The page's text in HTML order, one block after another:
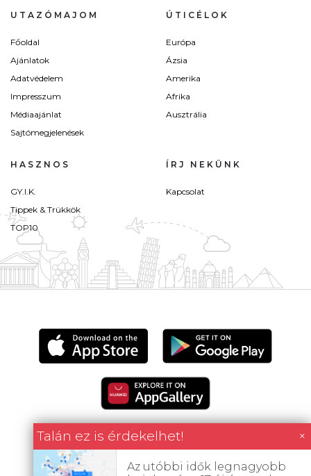
Talán ez is érdekelhet! ×
Az utóbbi idők legnagyobb
UTAZÓMAJOM
Főoldal
Ajánlatok
Adatvédelem
Impresszum
Médiaajánlat
Sajtómegjelenések
ÚTICÉLOK
Európa
Ázsia
Amerika
Afrika
Ausztrália
HASZNOS
GY.I.K.
Tippek & Trükkök
TOP10
ÍRJ NEKÜNK
Kapcsolat
Minden tartalom jogvédett © 2026 Utazómajom.